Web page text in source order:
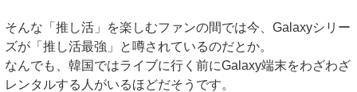
そんな「推し活」を楽しむファンの間では今、Galaxyシリー
ズが「推し活最強」と噂されているのだとか。
なんでも、韓国ではライブに行く前にGalaxy端末をわざわざ
レンタルする人がいるほどだそうです。